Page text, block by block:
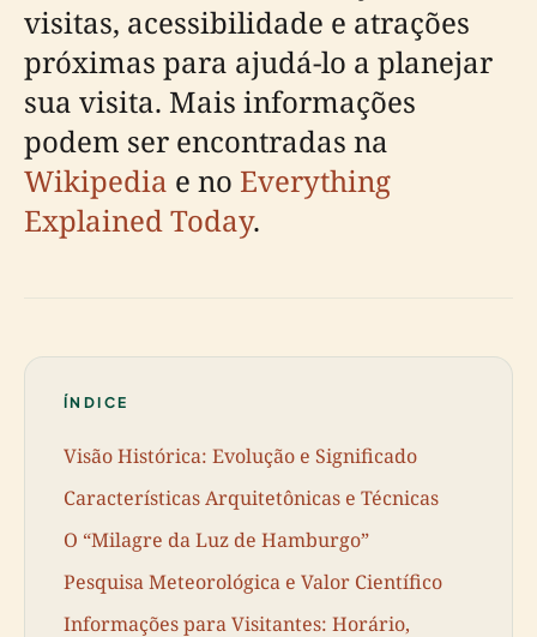
visitas, acessibilidade e atrações
próximas para ajudá-lo a planejar
sua visita. Mais informações
podem ser encontradas na
Wikipedia e no Everything
Explained Today.
ÍNDICE
Visão Histórica: Evolução e Significado
Características Arquitetônicas e Técnicas
O “Milagre da Luz de Hamburgo”
Pesquisa Meteorológica e Valor Científico
Informações para Visitantes: Horário,